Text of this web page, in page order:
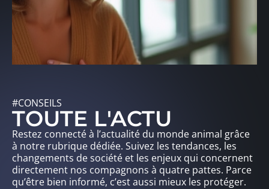
#CONSEILS
TOUTE L'ACTU
Restez connecté à l’actualité du monde animal grâce
à notre rubrique dédiée. Suivez les tendances, les
changements de société et les enjeux qui concernent
directement nos compagnons à quatre pattes. Parce
qu’être bien informé, c’est aussi mieux les protéger.